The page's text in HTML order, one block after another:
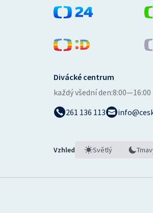
Divácké centrum
každý všední den:
261 136 113
Vzhled Světlý